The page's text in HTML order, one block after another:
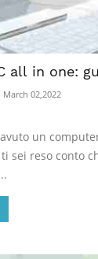
all in one:
March 02,2022
un
sei reso conto